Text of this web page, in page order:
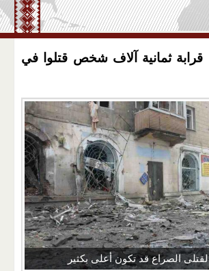
قرابة ثمانية آلاف شخص قتلوا في
لقتلى الصراع قد تكون أعلى بكثير